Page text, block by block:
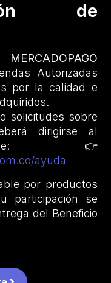
de
MERCADOPAGO
Autorizadas
por la calidad e
solicitudes sobre
dirigirse al
👉
ayuda
por productos
participación se
del Beneficio